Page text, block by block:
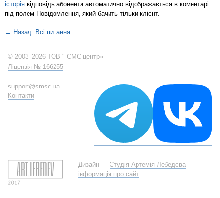
історія відповідь абонента автоматично відображається в коментарі
під полем Повідомлення, який бачить тільки клієнт.
← Назад Всі питання
© 2003–2026 ТОВ " СМС-центр»
Ліцензія № 166255
support@smsc.ua
Контакти
Дизайн — Студія Артемія Лебедєва
інформація про сайт